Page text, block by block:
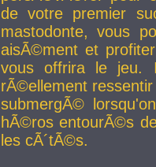
de votre premier
mastodonte, vous
aisÃ©ment et
vous offrira le jeu.
rÃ©ellement
submergÃ©
hÃ©ros entourÃ©s
les cÃ´tÃ©s.